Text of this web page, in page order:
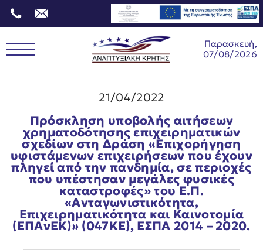
Παρασκευή,
07/08/2026
21/04/2022
Πρόσκληση υποβολής αιτήσεων
χρηματοδότησης επιχειρηματικών
σχεδίων στη Δράση «Επιχορήγηση
υφιστάμενων επιχειρήσεων που έχουν
πληγεί από την πανδημία, σε περιοχές
που υπέστησαν μεγάλες φυσικές
καταστροφές» του Ε.Π.
«Ανταγωνιστικότητα,
Επιχειρηματικότητα και Καινοτομία
(ΕΠΑνΕΚ)» (047KE), ΕΣΠΑ 2014 – 2020.